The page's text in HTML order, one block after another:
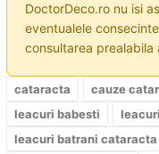
DoctorDeco.ro nu isi
eventualele
consultarea prealabila
cataracta cauze
leacuri babesti
leacuri batrani cataracta